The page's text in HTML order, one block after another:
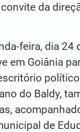
da
feira, dia 24
em Goiânia
do Baldy,
de